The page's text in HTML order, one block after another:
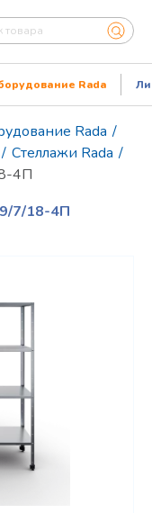
18.00
Rada
Rada /
/ Стеллажи Rada /
4П
7/18-4П